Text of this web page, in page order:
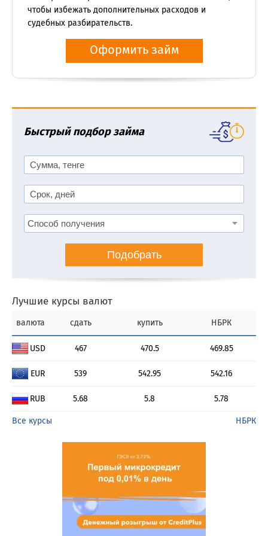
чтобы избежать дополнительных расходов и
судебных разбирательств.
Оформить займ
Быстрый подбор займа
Подобрать
Лучшие курсы валют
валюта сдать купить НБРК
USD 467 470.5 469.85
EUR 539 542.95 542.16
RUB 5.68 5.8 5.78
Все курсы НБРК